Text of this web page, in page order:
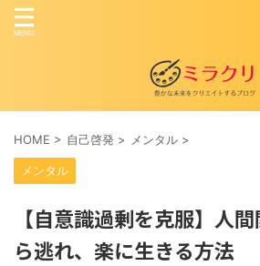
HOME > 自己啓発 > メンタル >
メンタル
【自意識過剰を克服】人
ら逃れ、楽に生きる方法